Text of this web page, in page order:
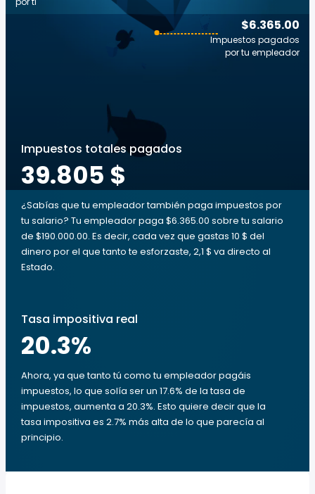
$6.365.00
Impuestos pagados
por tu empleador
Impuestos totales pagados
39.805 $
¿Sabías que tu empleador también paga impuestos por
tu salario? Tu empleador paga $6.365.00 sobre tu salario
de $190.000.00. Es decir, cada vez que gastas 10 $ del
dinero por el que tanto te esforzaste, 2,1 $ va directo al
Estado.
Tasa impositiva real
20.3%
Ahora, ya que tanto tú como tu empleador pagáis
impuestos, lo que solía ser un 17.6% de la tasa de
impuestos, aumenta a 20.3%. Esto quiere decir que la
tasa impositiva es 2.7% más alta de lo que parecía al
principio.